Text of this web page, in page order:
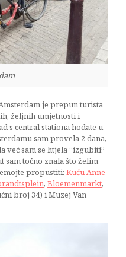
je prepun turista
željnih umjetnosti i
s central stationa hodate u
sam provela 2 dana,
sam se htjela “izgubiti”
sam točno znala što želim
propustiti: Kuću Anne
, Bloemenmarkt,
broj 34) i Muzej Van